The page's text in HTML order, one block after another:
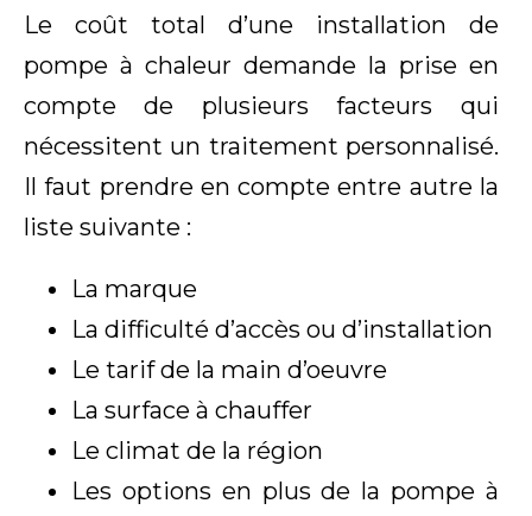
Le coût total d’une installation de
pompe à chaleur demande la prise en
compte de plusieurs facteurs qui
nécessitent un traitement personnalisé.
Il faut prendre en compte entre autre la
liste suivante :
La marque
La difficulté d’accès ou d’installation
Le tarif de la main d’oeuvre
La surface à chauffer
Le climat de la région
Les options en plus de la pompe à